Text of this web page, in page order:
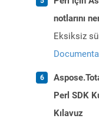
notlarını
Eksiksiz
Perl SDK
Kılavuz